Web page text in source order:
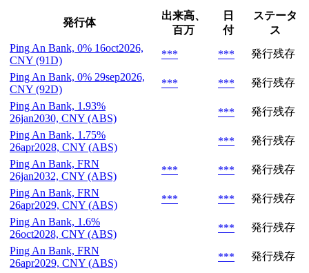
発行体
出来高、
百万
日
付
ステータ
ス
Ping An Bank, 0% 16oct2026,
CNY (91D)
*** ***
発行残存
Ping An Bank, 0% 29sep2026,
CNY (92D)
*** ***
発行残存
Ping An Bank, 1.93%
26jan2030, CNY (ABS)
***
発行残存
Ping An Bank, 1.75%
26apr2028, CNY (ABS)
***
発行残存
Ping An Bank, FRN
26jan2032, CNY (ABS)
*** ***
発行残存
Ping An Bank, FRN
26apr2029, CNY (ABS)
*** ***
発行残存
Ping An Bank, 1.6%
26oct2028, CNY (ABS)
***
発行残存
Ping An Bank, FRN
26apr2029, CNY (ABS)
***
発行残存